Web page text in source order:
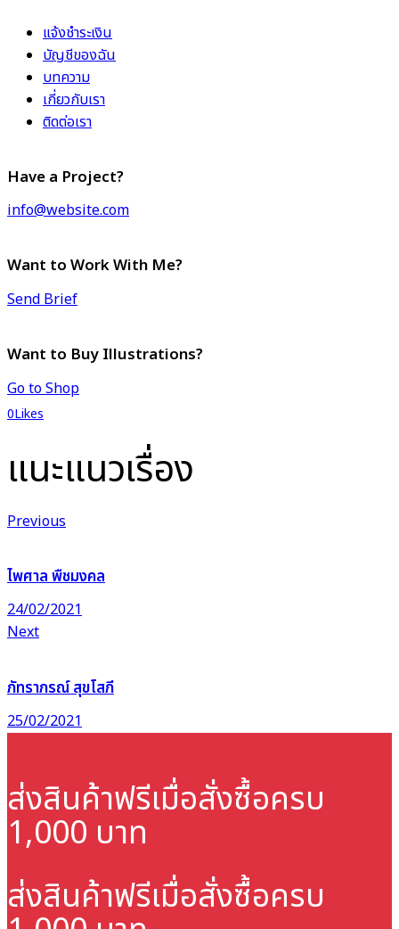
แจ้งชำระเงิน
บัญชีของฉัน
บทความ
เกี่ยวกับเรา
ติดต่อเรา
Have a Project?
info@website.com
Want to Work With Me?
Send Brief
Want to Buy Illustrations?
Go to Shop
0Likes
แนะแนวเรื่อง
Previous
ไพศาล พืชมงคล
24/02/2021
Next
ภัทราภรณ์ สุขโสภี
25/02/2021
ส่งสินค้าฟรีเมื่อสั่งซื้อครบ
1,000 บาท
ส่งสินค้าฟรีเมื่อสั่งซื้อครบ